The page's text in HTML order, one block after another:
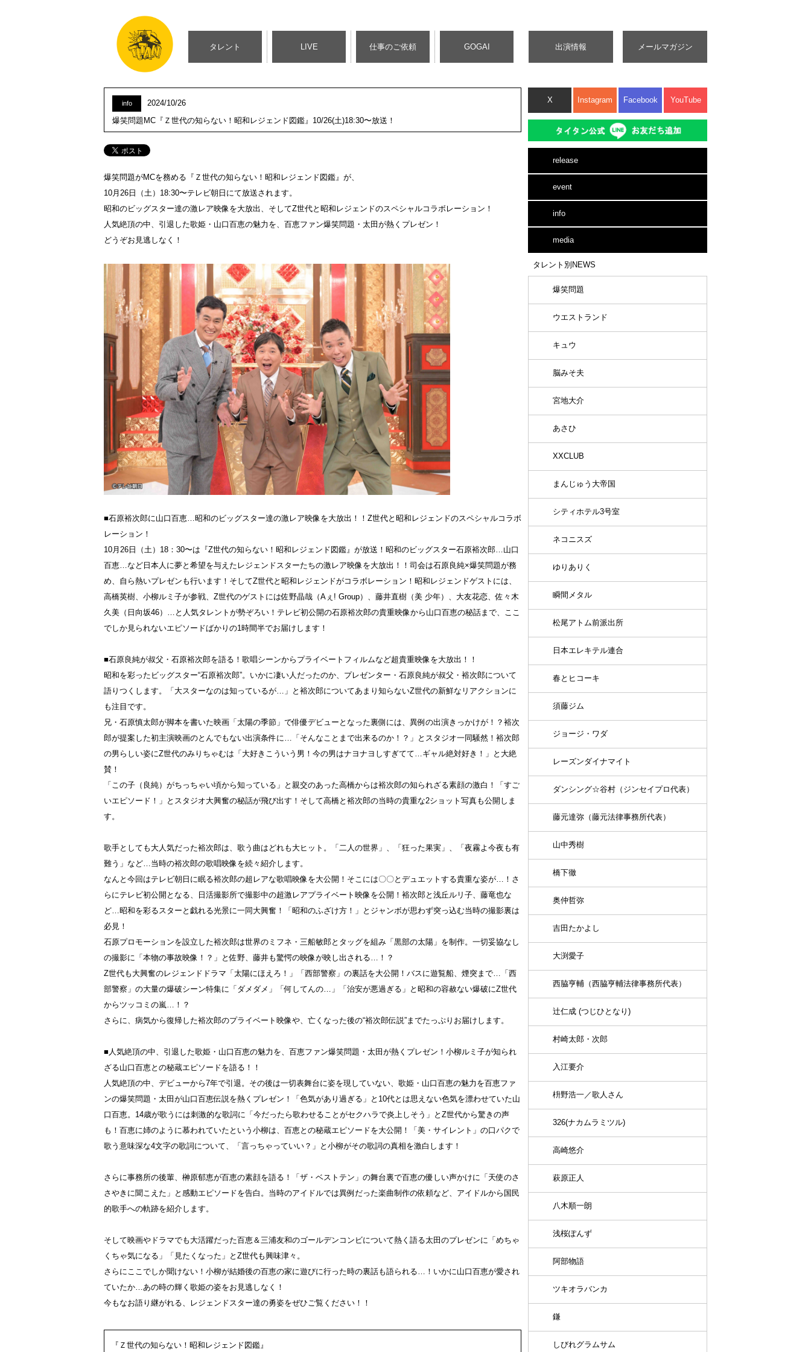
タレント LIVE 仕事のご依頼 GOGAI 出演情報 メールマガジン
info
2024/10/26
爆笑問題MC『Ｚ世代の知らない！昭和レジェンド図鑑』10/26(土)18:30〜放送！
爆笑問題がMCを務める『Ｚ世代の知らない！昭和レジェンド図鑑』が、
10月26日（土）18:30〜テレビ朝日にて放送されます。
昭和のビッグスター達の激レア映像を大放出、そしてZ世代と昭和レジェンドのスペシャルコラボレーション！
人気絶頂の中、引退した歌姫・山口百恵の魅力を、百恵ファン爆笑問題・太田が熱くプレゼン！
どうぞお見逃しなく！
■石原裕次郎に山口百恵…昭和のビッグスター達の激レア映像を大放出！！Z世代と昭和レジェンドのスペシャルコラボ
レーション！
10月26日（土）18：30〜は『Z世代の知らない！昭和レジェンド図鑑』が放送！昭和のビッグスター石原裕次郎…山口
百恵…など日本人に夢と希望を与えたレジェンドスターたちの激レア映像を大放出！！司会は石原良純×爆笑問題が務
め、自ら熱いプレゼンも行います！そしてZ世代と昭和レジェンドがコラボレーション！昭和レジェンドゲストには、
高橋英樹、小柳ルミ子が参戦、Z世代のゲストには佐野晶哉（Aぇ! Group）、藤井直樹（美 少年）、大友花恋、佐々木
久美（日向坂46）…と人気タレントが勢ぞろい！テレビ初公開の石原裕次郎の貴重映像から山口百恵の秘話まで、ここ
でしか見られないエピソードばかりの1時間半でお届けします！
■石原良純が叔父・石原裕次郎を語る！歌唱シーンからプライベートフィルムなど超貴重映像を大放出！！
昭和を彩ったビッグスター“石原裕次郎”。いかに凄い人だったのか、プレゼンター・石原良純が叔父・裕次郎について
語りつくします。「大スターなのは知っているが…」と裕次郎についてあまり知らないZ世代の新鮮なリアクションに
も注目です。
兄・石原慎太郎が脚本を書いた映画「太陽の季節」で俳優デビューとなった裏側には、異例の出演きっかけが！？裕次
郎が提案した初主演映画のとんでもない出演条件に…「そんなことまで出来るのか！？」とスタジオ一同騒然！裕次郎
の男らしい姿にZ世代のみりちゃむは「大好きこういう男！今の男はナヨナヨしすぎてて…ギャル絶対好き！」と大絶
賛！
「この子（良純）がちっちゃい頃から知っている」と親交のあった高橋からは裕次郎の知られざる素顔の激白！「すご
いエピソード！」とスタジオ大興奮の秘話が飛び出す！そして高橋と裕次郎の当時の貴重な2ショット写真も公開しま
す。
歌手としても大人気だった裕次郎は、歌う曲はどれも大ヒット。「二人の世界」、「狂った果実」、「夜霧よ今夜も有
難う」など…当時の裕次郎の歌唱映像を続々紹介します。
なんと今回はテレビ朝日に眠る裕次郎の超レアな歌唱映像を大公開！そこには〇〇とデュエットする貴重な姿が…！さ
らにテレビ初公開となる、日活撮影所で撮影中の超激レアプライベート映像を公開！裕次郎と浅丘ルリ子、藤竜也な
ど…昭和を彩るスターと戯れる光景に一同大興奮！「昭和のふざけ方！」とジャンボが思わず突っ込む当時の撮影裏は
必見！
石原プロモーションを設立した裕次郎は世界のミフネ・三船敏郎とタッグを組み「黒部の太陽」を制作。一切妥協なし
の撮影に「本物の事故映像！？」と佐野、藤井も驚愕の映像が映し出される…！？
Z世代も大興奮のレジェンドドラマ「太陽にほえろ！」「西部警察」の裏話を大公開！バスに遊覧船、煙突まで…「西
部警察」の大量の爆破シーン特集に「ダメダメ」「何してんの…」「治安が悪過ぎる」と昭和の容赦ない爆破にZ世代
からツッコミの嵐…！？
さらに、病気から復帰した裕次郎のプライベート映像や、亡くなった後の“裕次郎伝説”までたっぷりお届けします。
■人気絶頂の中、引退した歌姫・山口百恵の魅力を、百恵ファン爆笑問題・太田が熱くプレゼン！小柳ルミ子が知られ
ざる山口百恵との秘蔵エピソードを語る！！
人気絶頂の中、デビューから7年で引退。その後は一切表舞台に姿を現していない、歌姫・山口百恵の魅力を百恵ファ
ンの爆笑問題・太田が山口百恵伝説を熱くプレゼン！「色気があり過ぎる」と10代とは思えない色気を漂わせていた山
口百恵。14歳が歌うには刺激的な歌詞に「今だったら歌わせることがセクハラで炎上しそう」とZ世代から驚きの声
も！百恵に姉のように慕われていたという小柳は、百恵との秘蔵エピソードを大公開！「美・サイレント」の口パクで
歌う意味深な4文字の歌詞について、「言っちゃっていい？」と小柳がその歌詞の真相を激白します！
さらに事務所の後輩、榊原郁恵が百恵の素顔を語る！「ザ・ベストテン」の舞台裏で百恵の優しい声かけに「天使のさ
さやきに聞こえた」と感動エピソードを告白。当時のアイドルでは異例だった楽曲制作の依頼など、アイドルから国民
的歌手への軌跡を紹介します。
そして映画やドラマでも大活躍だった百恵＆三浦友和のゴールデンコンビについて熱く語る太田のプレゼンに「めちゃ
くちゃ気になる」「見たくなった」とZ世代も興味津々。
さらにここでしか聞けない！小柳が結婚後の百恵の家に遊びに行った時の裏話も語られる…！いかに山口百恵が愛され
ていたか…あの時の輝く歌姫の姿をお見逃しなく！
今もなお語り継がれる、レジェンドスター達の勇姿をぜひご覧ください！！
『Ｚ世代の知らない！昭和レジェンド図鑑』
X Instagram Facebook YouTube
release
event
info
media
タレント別NEWS
爆笑問題
ウエストランド
キュウ
脳みそ夫
宮地大介
あさひ
XXCLUB
まんじゅう大帝国
シティホテル3号室
ネコニスズ
ゆりありく
瞬間メタル
松尾アトム前派出所
日本エレキテル連合
春とヒコーキ
須藤ジム
ジョージ・ワダ
レーズンダイナマイト
ダンシング☆谷村（ジンセイプロ代表）
藤元達弥（藤元法律事務所代表）
山中秀樹
橋下徹
奥仲哲弥
吉田たかよし
大渕愛子
西脇亨輔（西脇亨輔法律事務所代表）
辻仁成 (つじひとなり)
村崎太郎・次郎
入江要介
枡野浩一／歌人さん
326(ナカムラミツル)
高崎悠介
萩原正人
八木順一朗
浅桜ぽんず
阿部物語
ツキオラバンカ
鎌
しびれグラムサム